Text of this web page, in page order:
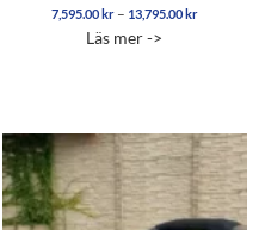
7,595.00kr – 13,795.00kr
Läs mer ->